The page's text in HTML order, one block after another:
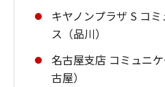
キヤノンプラザ S コ
ス（品川）
名古屋支店 コミュニ
古屋）